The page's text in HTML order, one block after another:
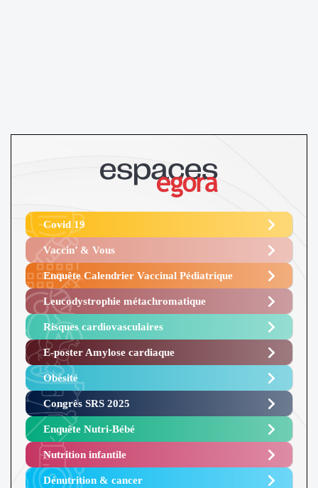
Covid 19
Vaccin’ & Vous
Enquête Calendrier Vaccinal Pédiatrique
Leucodystrophie métachromatique
Risques cardiovasculaires
E-poster Amylose cardiaque ​
Obésité ​
Congrès SRS 2025 ​
Enquête Nutri-Bébé ​
Nutrition infantile
Dénutrition & cancer